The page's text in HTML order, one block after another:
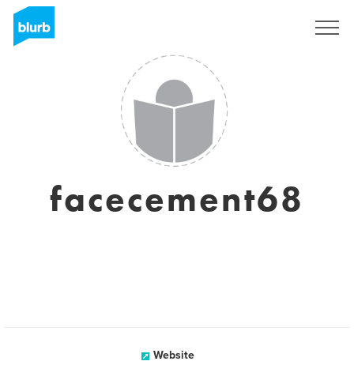
facecement68
Website